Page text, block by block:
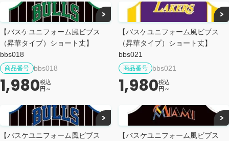
【バスケユニフォーム風ビブス
（昇華タイプ）ショート丈】
bbs018
商品番号 bbs018
1,980税込
円～
【バスケユニフォーム風ビブス
（昇華タイプ）ショート丈】
bbs021
商品番号 bbs021
1,980税込
円～
【バスケユニフォーム風ビブス
【バスケユニフォーム風ビブス